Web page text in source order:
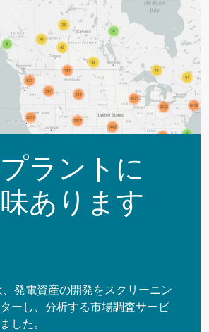
ラントに
あります
発電資産の開発をスクリーニン
ーし、分析する市場調査サービ
した。